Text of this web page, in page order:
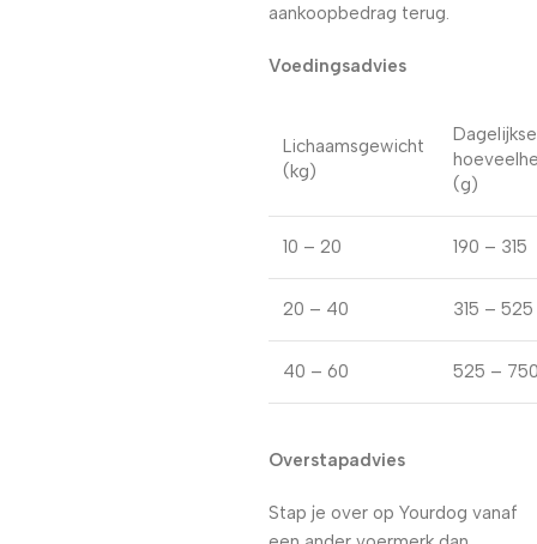
aankoopbedrag terug.
Voedingsadvies
Lichaamsgewicht
(kg)
Dagelijkse
(g)
10 – 20 190 – 315
20 – 40 315 – 525
40 – 60 525 –
Overstapadvies
Stap je over op Yourdog vanaf